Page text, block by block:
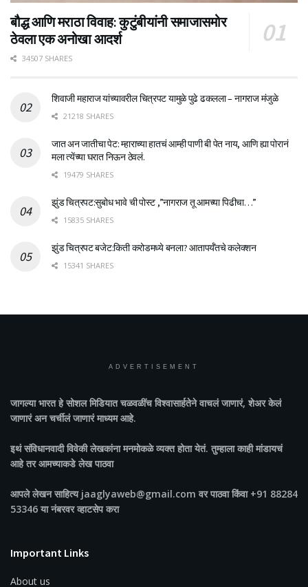
बौद्ध आणि मराठा विवाह: कुटुंबीयांनी समाजासमोर
ठेवला एक अनोखा आदर्श
34507 SHARES
शिवाजी महाराज यांच्यावरील चित्रपट यामुळे पुढे ढकलला – नागराज मंजुळे
21218 SHARES
जात अन जातीचा पेट: म्हाराच्या हातचं आम्ही पाणी बी पेत नाय, आणि ह्या पोरानं
मला त्येंच्या घरात निऊन ठेवलं.
19479 SHARES
झुंड चित्रपट:सुबोध भावे ची पोस्ट ,”नागराज तू आमच्या पिढीचा…”
15835 SHARES
झुंड चित्रपट बजेट:किती करोडमध्ये बनला? आतापर्यँतचे कलेक्शन
15341 SHARES
ADVERTISEMENT
जागल्या भारतहे सोशल मिडियात चळवळींच विश्वासार्हतेने वाचलं जाणारं, शेअर केलं
जाणारं अन चर्चीलं जाणारं माध्यम आहे.
इथं संविधानवादी विवेकी लेखकांना मनमोकळे व्यक्त होता येतं. तुम्हाला काही मांडायचं
आहे तर आमच्याकडे लेख पाठवा
आपले लेखन साहित्य jaaglyaweb@gmail.com वर पाठवा किंवा +91 88284
53346 या नंबरवर व्हाटसेप करा
Important Links
About us